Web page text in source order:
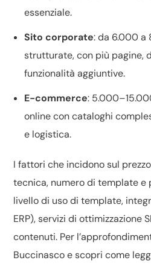
essenziale.
Sito corporate: da 6.000 a
strutturate, con più pagine,
funzionalità aggiuntive.
E-commerce:
online con cataloghi
e logistica.
I fattori che incidono sul
tecnica, numero di template e
livello di uso di template,
ERP), servizi diottimizzazione
contenuti. Per
Buccinascoe scopri come